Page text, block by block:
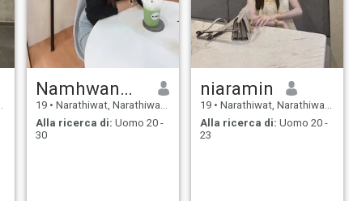
Namhwan🍯🐝
19 • Narathiwat, Narathiwat, Thailandia
Alla ricerca di: Uomo 20 -
30
niaramin
19 • Narathiwat, Narathiwat, Thailandia
Alla ricerca di: Uomo 20 -
23